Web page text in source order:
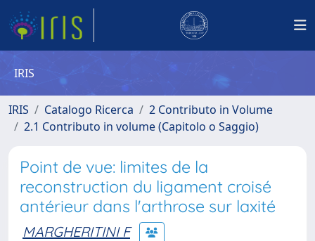
IRIS
IRIS Catalogo Ricerca
2 Contributo in Volume
2.1 Contributo in volume (Capitolo o Saggio)
Point de vue: limites de la
reconstruction du ligament croisé
antérieur dans l'arthrose sur laxité
MARGHERITINI F